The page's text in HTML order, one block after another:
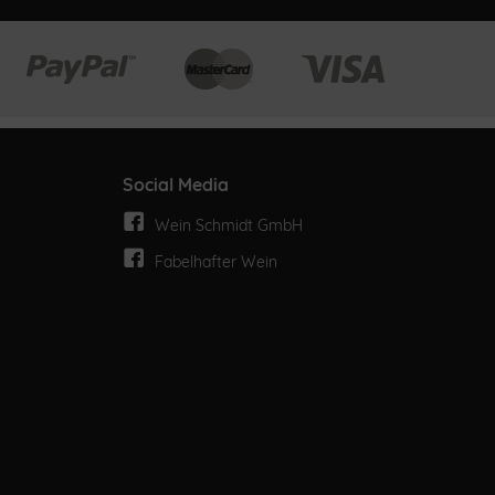
Social Media
Wein Schmidt GmbH
Fabelhafter Wein